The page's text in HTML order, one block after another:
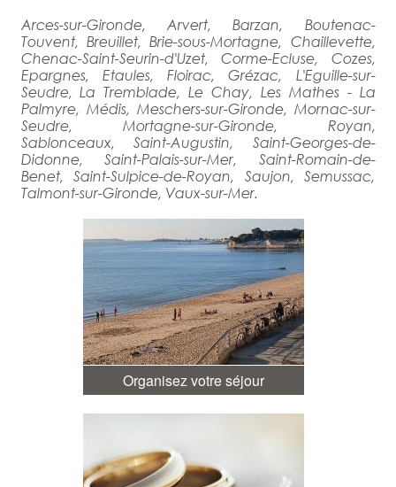
Arces-sur-Gironde, Arvert, Barzan, Boutenac-
Touvent, Breuillet, Brie-sous-Mortagne, Chaillevette,
Chenac-Saint-Seurin-d'Uzet, Corme-Ecluse, Cozes,
Epargnes, Etaules, Floirac, Grézac, L'Eguille-sur-
Seudre, La Tremblade, Le Chay, Les Mathes - La
Palmyre, Médis, Meschers-sur-Gironde, Mornac-sur-
Seudre, Mortagne-sur-Gironde, Royan,
Sablonceaux, Saint-Augustin, Saint-Georges-de-
Didonne, Saint-Palais-sur-Mer, Saint-Romain-de-
Benet, Saint-Sulpice-de-Royan, Saujon, Semussac,
Talmont-sur-Gironde, Vaux-sur-Mer.
Organisez votre séjour